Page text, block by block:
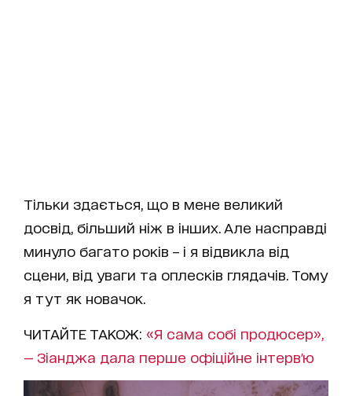
Тільки здається, що в мене великий
досвід, більший ніж в інших. Але насправді
минуло багато років – і я відвикла від
сцени, від уваги та оплесків глядачів. Тому
я тут як новачок.
ЧИТАЙТЕ ТАКОЖ: «Я сама собі продюсер»,
— Зіанджа дала перше офіційне інтерв'ю​​